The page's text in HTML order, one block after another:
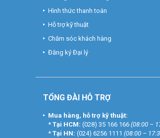
Hình thức thanh toán
Hỗ trợ kỹ thuật
Chăm sóc khách hàng
Đăng ký Đại lý
TỔNG ĐÀI HỖ TRỢ
Mua hàng, hỗ trợ kỹ thuật:
* Tại HCM: (028) 35 166 166 (08:00 –
* Tại HN: (024) 6256 1111 (08:00 –